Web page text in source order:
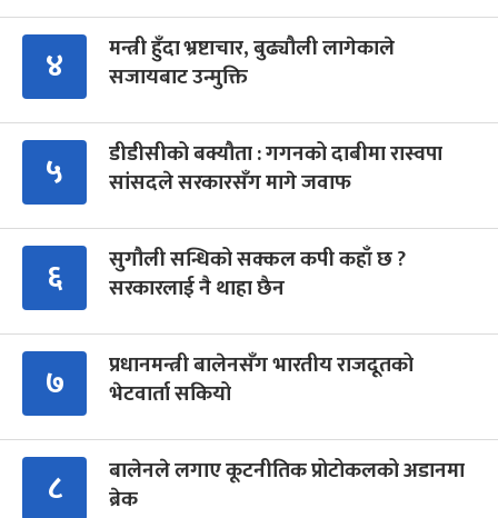
४
मन्त्री हुँदा भ्रष्टाचार, बुढ्यौली लागेकाले
सजायबाट उन्मुक्ति
५
डीडीसीको बक्यौता : गगनको दाबीमा रास्वपा
सांसदले सरकारसँग मागे जवाफ
६
सुगौली सन्धिको सक्कल कपी कहाँ छ ?
सरकारलाई नै थाहा छैन
७
प्रधानमन्त्री बालेनसँग भारतीय राजदूतको
भेटवार्ता सकियो
८
बालेनले लगाए कूटनीतिक प्रोटोकलको अडानमा
ब्रेक